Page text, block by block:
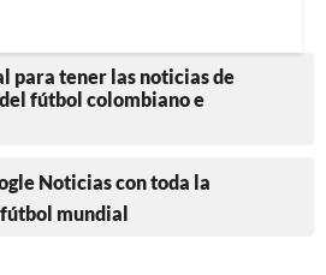
para tener las noticias de
fútbol colombiano e
Noticias con toda la
mundial